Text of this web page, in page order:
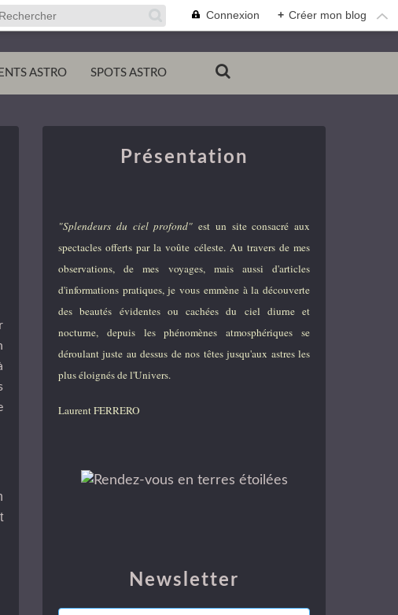
Connexion + Créer mon blog
ASTRO SPOTS ASTRO
Newsletter
Présentation
"Splendeurs du ciel profond" est un site consacré aux
spectacles offerts par la voûte céleste. Au travers de mes
observations, de mes voyages, mais aussi d'articles
d'informations pratiques, je vous emmène à la découverte
des beautés évidentes ou cachées du ciel diurne et
nocturne, depuis les phénomènes atmosphériques se
déroulant juste au dessus de nos têtes jusqu'aux astres les
plus éloignés de l'Univers.
Laurent FERRERO